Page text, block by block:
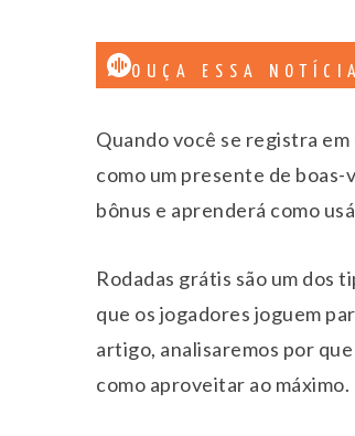
OUÇA ESSA
Quando você se registra
como um presente de
bônus e aprenderá como
Rodadas grátis são um dos
que os jogadores joguem
artigo, analisaremos por
como aproveitar ao máximo.